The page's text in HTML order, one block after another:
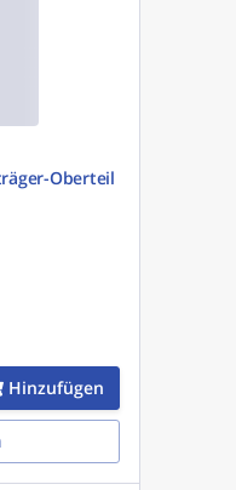
Oberteil
Hinzufügen